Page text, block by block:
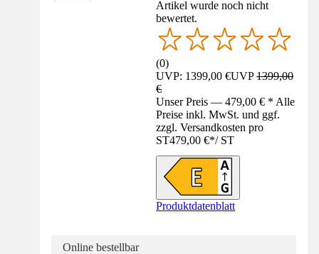
Artikel wurde noch nicht
bewertet.
(0)
UVP: 1399,00 €UVP1399,00
€
Unser Preis — 479,00 € * Alle
Preise inkl. MwSt. und ggf.
zzgl. Versandkosten pro
ST479,00 €*/ ST
Produktdatenblatt
Online bestellbar